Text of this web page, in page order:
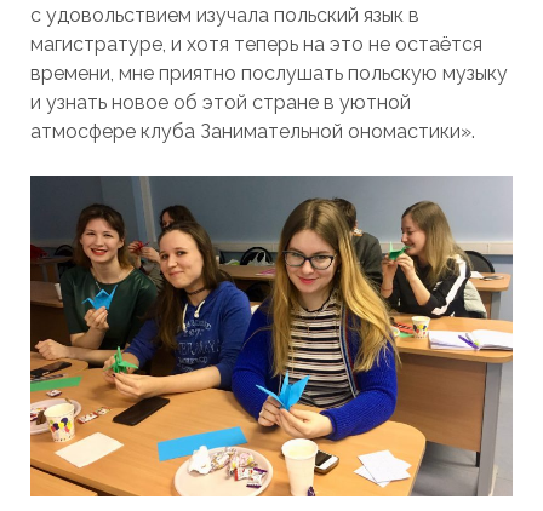
с удовольствием изучала польский язык в
магистратуре, и хотя теперь на это не остаётся
времени, мне приятно послушать польскую музыку
и узнать новое об этой стране в уютной
атмосфере клуба Занимательной ономастики».